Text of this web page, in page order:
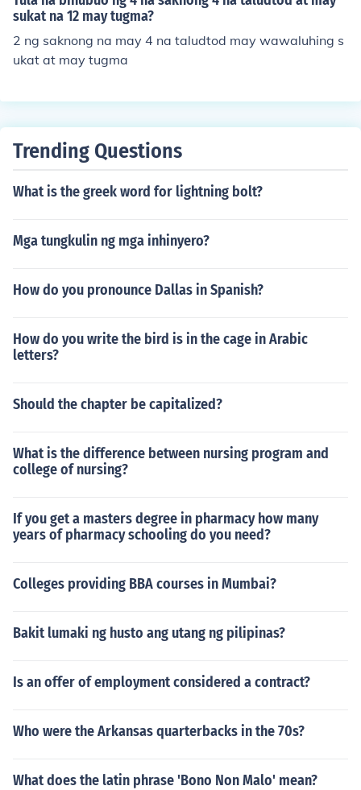
sukat na 12 may tugma?
2 ng saknong na may 4 na taludtod may wawaluhing s
ukat at may tugma
Trending Questions
What is the greek word for lightning bolt?
Mga tungkulin ng mga inhinyero?
How do you pronounce Dallas in Spanish?
How do you write the bird is in the cage in Arabic
letters?
Should the chapter be capitalized?
What is the difference between nursing program and
college of nursing?
If you get a masters degree in pharmacy how many
years of pharmacy schooling do you need?
Colleges providing BBA courses in Mumbai?
Bakit lumaki ng husto ang utang ng pilipinas?
Is an offer of employment considered a contract?
Who were the Arkansas quarterbacks in the 70s?
What does the latin phrase 'Bono Non Malo' mean?